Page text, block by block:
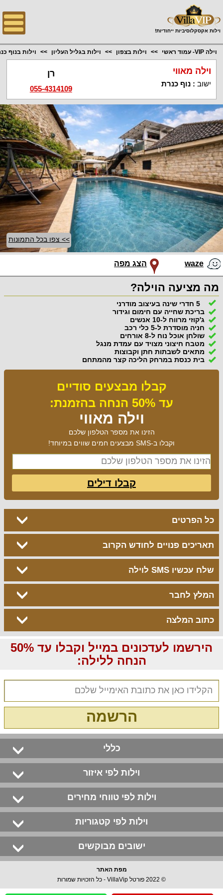
וילות אקסקלוסיביות ייחודיות!
וילה VIP- עמוד ראשי וילות בצפון וילות בגליל העליון וילות בנוף
וילה מאווי
ישוב :נוף כנרת
רן
055-4314109
>> צפו בכל התמונות
waze הצג מפה
מה מציעה הוילה?
5 חדרי שינה בעיצוב מודרני
בריכת שחייה עם חימום וגידור
ג'קוזי מרווח ל-10 אנשים
חניה מוסדרת ל-5 כלי רכב
שולחן אוכל נוח ל-8 אורחים
מטבח חיצוני מצויד עם עמדת מנגל
מתאים לשבתות חתן וקבוצות
בית כנסת במרחק הליכה קצר מהמתחם
קבלו מבצעים סודיים
עד 50% הנחה בהזמנת:
וילה מאווי
הזינו את מספר הטלפון שלכם
וקבלו ב-SMS מבצעים חמים שווים במיוחד!
קבלו דילים
כל הפרטים
תאריכים פנויים לחודש הקרוב
שלח עכשיו SMS לוילה
המלץ לחבר
כתוב המלצה
הירשמו לעדכונים במייל וקבלו עד 50%
הנחה ללילה:
הרשמה
כללי
וילות לפי איזור
וילות לפי טווחי מחירים
וילות לפי קטגוריות
ישובים מבוקשים
מפת האתר
© 2022 פורטל VillaVip - כל הזכויות שמורות